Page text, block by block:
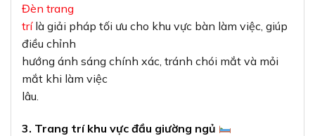
Đèn trang
trílà giải pháp tối ưu cho khu vực bàn làm việc, giúp
điều chỉnh
hướng ánh sáng chính xác, tránh chói mắt và mỏi
mắt khi làm việc
lâu.
3. Trang trí khu vực đầu giường ngủ